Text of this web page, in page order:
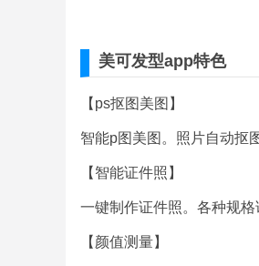
美可发型app特色
【ps抠图美图】
智能p图美图。照片自动抠
【智能证件照】
一键制作证件照。各种规
【颜值测量】